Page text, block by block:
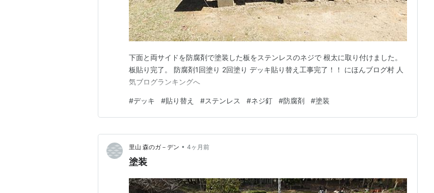
下面と両サイドを防腐剤で塗装した板をステンレスのネジで 根太に取り付けました。
板貼り完了。 防腐剤1回塗り 2回塗り デッキ貼り替え工事完了！！ にほんブログ村 人
気ブログランキングへ
#デッキ #貼り替え #ステンレス #ネジ釘 #防腐剤 #塗装
里山 森のガ－デン • 4ヶ月前
塗装